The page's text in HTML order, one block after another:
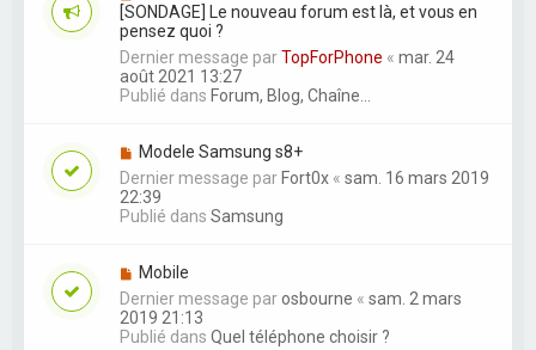
[SONDAGE] Le nouveau forum est là, et vous en
pensez quoi ?
Dernier message parTopForPhone « mar. 24
août 2021 13:27
Publié dans Forum, Blog, Chaîne...
Modele Samsung s8+
Dernier message parFort0x « sam. 16 mars 2019
22:39
Publié dans Samsung
Mobile
Dernier message par osbourne « sam. 2 mars
2019 21:13
Publié dans Quel téléphone choisir ?